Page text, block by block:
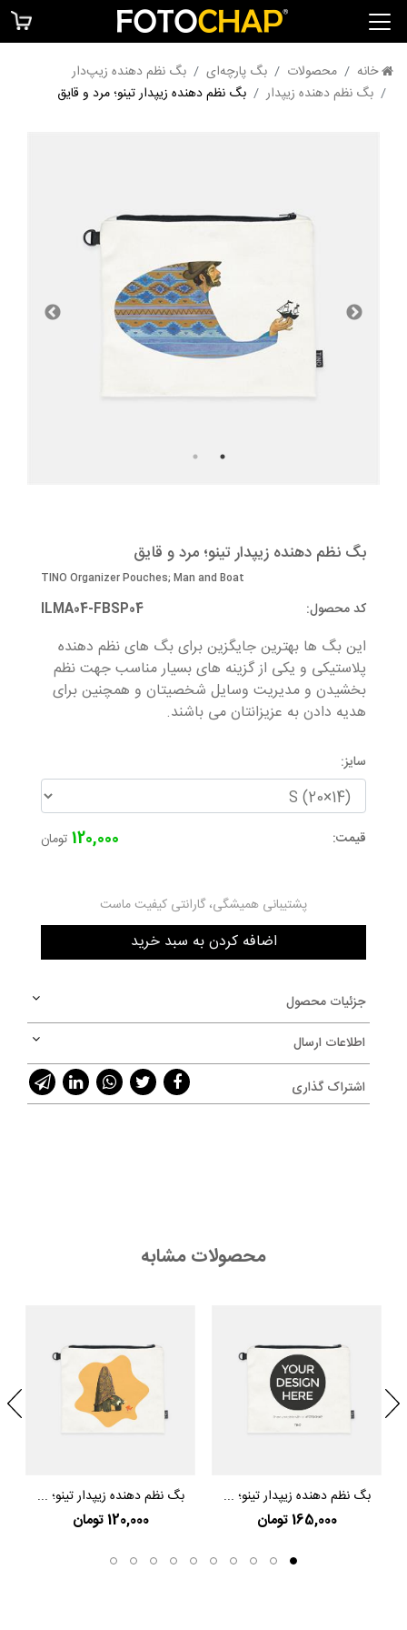
خانه محصولات بگ پارچه‌ای
بگ نظم دهنده زیپ‌دار
بگ نظم دهنده زیپدار
بگ نظم دهنده زیپدار تینو؛ مرد و قایق
بگ نظم دهنده زیپدار تینو؛ مرد و قایق
ن
بگ نظم دهنده زیپدار تینو؛ مرد و قایق
TINO Organizer Pouches; Man and Boat
کد محصول: ILMA04-FBSP04
این بگ ها بهترین جایگزین برای بگ های نظم دهنده
پلاستیکی و یکی از گزینه های بسیار مناسب جهت نظم
بخشیدن و مدیریت وسایل شخصیتان و همچنین برای
هدیه دادن به عزیزانتان می باشند.
سایز:
قیمت: 120,000 تومان
پشتیبانی همیشگی، گارانتی کیفیت ماست
جزئیات محصول
اطلاعات ارسال
اشتراک گذاری
محصولات مشابه
بگ نظم دهنده زیپدار تینو؛ ...
165,000 تومان
بگ نظم دهنده زیپدار تینو؛ ...
120,000 تومان